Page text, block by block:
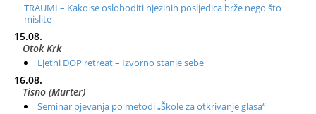
TRAUMI – Kako se osloboditi njezinih posljedica brže nego što
mislite
15.08.
Otok Krk
Ljetni DOP retreat – Izvorno stanje sebe
16.08.
Tisno (Murter)
Seminar pjevanja po metodi „Škole za otkrivanje glasa“